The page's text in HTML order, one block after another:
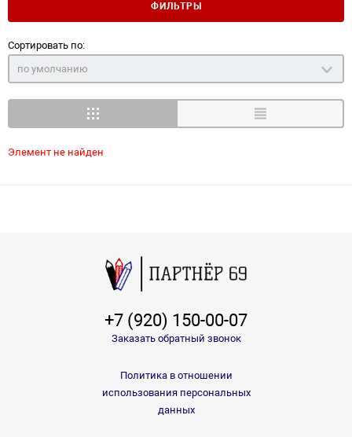
ФИЛЬТРЫ
Сортировать по:
по умолчанию
Элемент не найден
+7 (920) 150-00-07
Заказать обратный звонок
Политика в отношении
использования персональных
данных